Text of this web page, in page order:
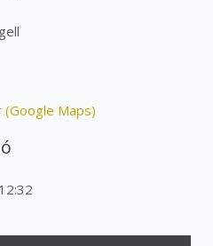
(Google Maps)